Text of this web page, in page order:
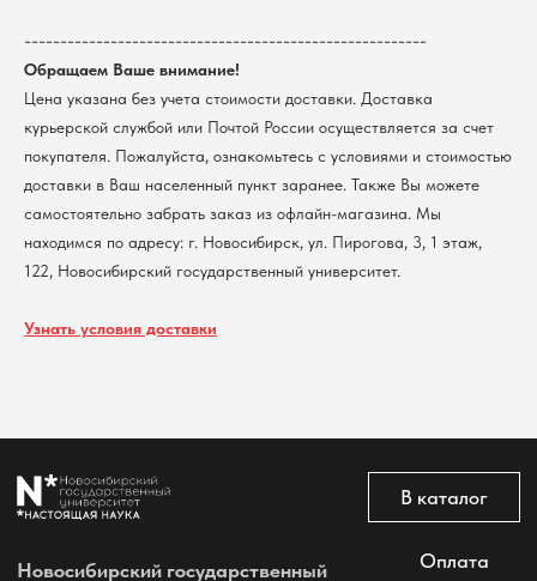
--------------------------------------------------------
Обращаем Ваше внимание!
Цена указана без учета стоимости доставки. Доставка
курьерской службой или Почтой России осуществляется за счет
покупателя. Пожалуйста, ознакомьтесь с условиями и стоимостью
доставки в Ваш населенный пункт заранее. Также Вы можете
самостоятельно забрать заказ из офлайн-магазина. Мы
находимся по адресу: г. Новосибирск, ул. Пирогова, 3, 1 этаж,
122, Новосибирский государственный университет.
Узнать условия доставки
@2026 Новосибирский государственный университет.
Политика обработки персональных данных
пользователей сайта
КПП 540801001